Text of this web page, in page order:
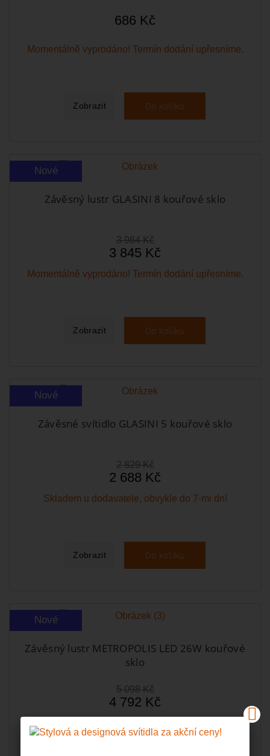
686 Kč
Momentálně vyprodáno! Termín dodání upřesníme.
Zobrazit Do košíku
Nové
Závěsný lustr GLASINI 8 kouřové sklo
3 964 Kč
3 845 Kč
Momentálně vyprodáno! Termín dodání upřesníme.
Zobrazit Do košíku
Nové
Závěsné svítidlo GLASINI 5 kouřové sklo
2 829 Kč
2 688 Kč
Skladem u dodavatele, obvykle do 7-mi dní
Zobrazit Do košíku
Nové
Závěsný lustr METROPOLIS LED 26W kouřové
sklo
5 098 Kč
4 792 Kč